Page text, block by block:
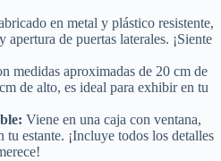
en metal y plástico resistente,
apertura de puertas laterales. ¡Siente
medidas aproximadas de 20 cm de
de alto, es ideal para exhibir en tu
Viene en una caja con ventana,
tu estante. ¡Incluye todos los detalles